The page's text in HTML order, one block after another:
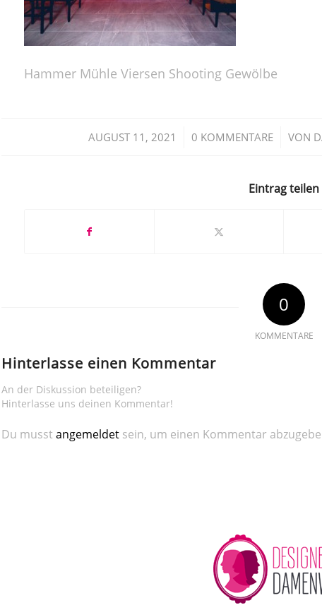
Hammer Mühle Viersen Shooting Gewölbe
AUGUST 11, 2021
/ 0 KOMMENTARE
/ VON
Eintrag teilen
0
KOMMENTARE
Hinterlasse einen Kommentar
An der Diskussion beteiligen?
Hinterlasse uns deinen Kommentar!
Du musst angemeldet sein, um einen Kommentar